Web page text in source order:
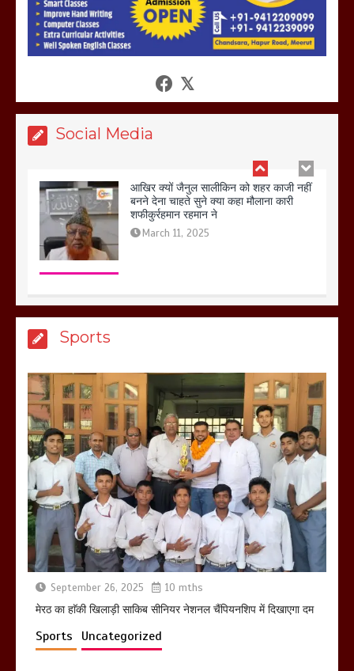
Social Media
आखिर क्यों जैनुल सालीकिन को शहर काजी नहीं
शफीकुर्रहमान रहमान ने
बिजली विभाग से परेशान होकर बागपत में एक संत
ने सरकार को दी आमरण अनशन की चेतावनी
March 8, 2025
March 6, 2025
होलिका रखने पर लात मार कर होलिका को किया
तहस नहस,मोहल्ले वालों के साथ की गई गाली
गलोच ,कहा अगर रखी गई होली तो होगा खून
खराबा,
March 11, 2025
Sports
September 26, 2025 10 mths
मेरठ का हाॅकी खिलाड़ी साकिब सीनियर नेशनल चैंपियनशिप में दिखाएगा दम
Sports Uncategorized